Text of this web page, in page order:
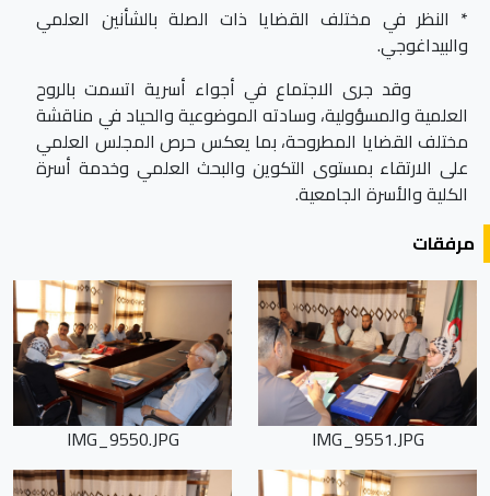
* النظر في مختلف القضايا ذات الصلة بالشأنين العلمي
والبيداغوجي.
وقد جرى الاجتماع في أجواء أسرية اتسمت بالروح
العلمية والمسؤولية، وسادته الموضوعية والحياد في مناقشة
مختلف القضايا المطروحة، بما يعكس حرص المجلس العلمي
على الارتقاء بمستوى التكوين والبحث العلمي وخدمة أسرة
الكلية والأسرة الجامعية.
مرفقات
IMG_9551.JPG
IMG_9550.JPG